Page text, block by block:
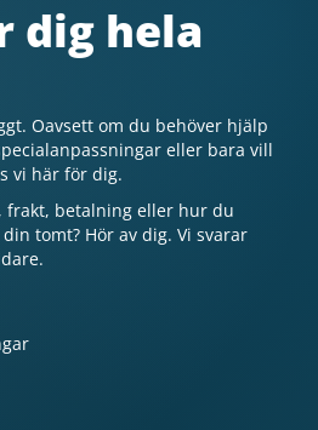
dig hela
Oavsett om du behöver hjälp
eller bara vill
vi här för dig.
frakt, betalning eller hur du
tomt? Hör av dig. Vi svarar